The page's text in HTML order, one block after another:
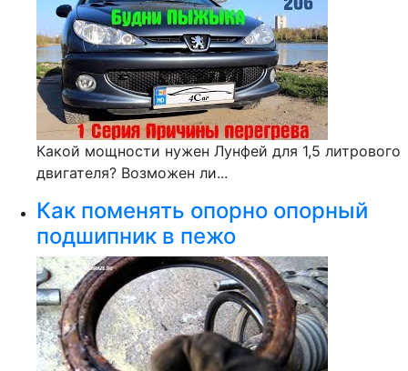
Какой мощности нужен Лунфей для 1,5 литрового
двигателя? Возможен ли...
Как поменять опорно опорный
подшипник в пежо